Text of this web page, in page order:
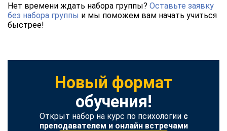
Нет времени ждать набора группы? Оставьте заявку
без набора группы и мы поможем вам начать учиться
быстрее!
Новый формат
обучения!
Открыт набор на курс по психологии с
преподавателем и онлайн встречами